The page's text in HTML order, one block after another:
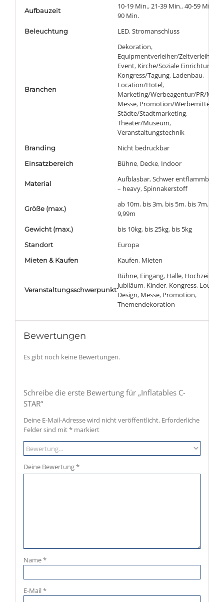
Aufbauzeit 10-19 Min.,21-39 Min.,40-59 Min.
90 Min.
Beleuchtung LED,Stromanschluss
Branchen
Dekoration,
Equipmentverleiher/Zeltverleiher
Event, Kirche/Soziale Einrichtungen
Kongress/Tagung, Ladenbau,
Location/Hotel,
Marketing/Werbeagentur/PR/
Messe, Promotion/Werbemittel
Städte/Stadtmarketing,
Theater/Museum,
Veranstaltungstechnik
Branding Nicht bedruckbar
Einsatzbereich Bühne, Decke, Indoor
Material Aufblasbar,Schwer entflammbar
– heavy,Spinnakerstoff
Größe (max.) ab 10m, bis 3m, bis 5m, bis 7m,
9,99m
Gewicht (max.) bis 10kg, bis 25kg, bis 5kg
Standort Europa
Mieten & Kaufen Kaufen, Mieten
Veranstaltungsschwerpunkt
Bühne, Eingang, Halle, Hochzeit
Jubiläum, Kinder, Kongress, Lounge
Design, Messe, Promotion,
Themendekoration
Bewertungen
Es gibt noch keine Bewertungen.
Schreibe die erste Bewertung für „Inflatables C-
STAR“
Deine E-Mail-Adresse wird nicht veröffentlicht. Erforderliche
Felder sind mit*markiert
Deine Bewertung*
Name*
E-Mail*